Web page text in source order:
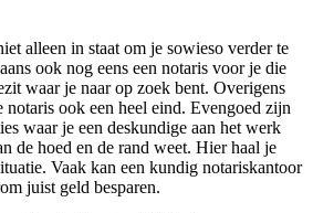
alleen in staat om je sowieso verder te
ook nog eens een notaris voor je die
waar je naar op zoek bent. Overigens
notaris ook een heel eind. Evengoed zijn
waar je een deskundige aan het werk
de hoed en de rand weet. Hier haal je
Vaak kan een kundig notariskantoor
juist geld besparen.